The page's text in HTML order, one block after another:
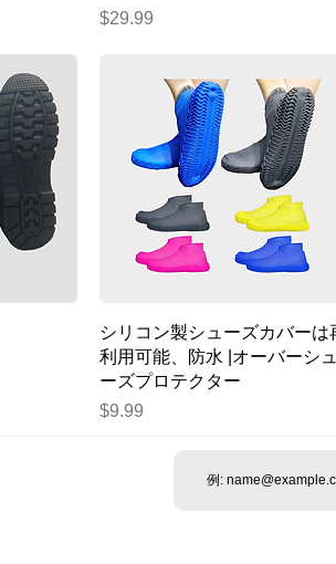
価格
$29.99
クイックビュー
シリコン製シューズカバーは
利用可能、防水 |オーバーシュ
ーズプロテクター
価格
$9.99